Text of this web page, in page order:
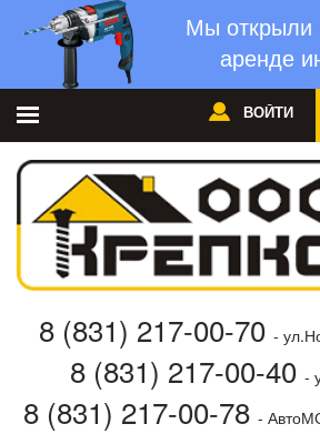
Мы открыли
аренде
ВОЙТИ
8 (831) 217-00-70 -
8 (831) 217-00-40 -
8 (831) 217-00-78 -